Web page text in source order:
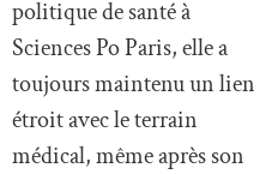
politique de santé à
Sciences Po Paris, elle a
toujours maintenu un lien
étroit avec le terrain
médical, même après son